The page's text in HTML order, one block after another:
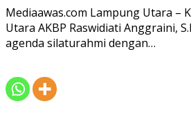
Mediaawas.com Lampung Utara –
Utara AKBP Raswidiati Anggraini,
agenda silaturahmi dengan…